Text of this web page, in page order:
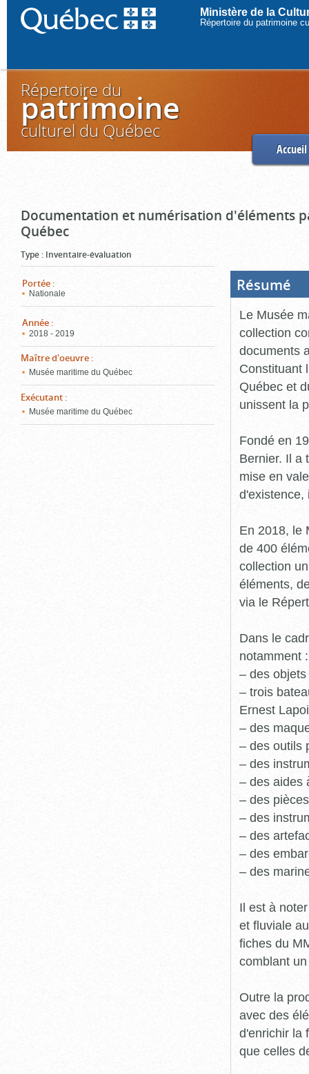
Ministère de la
Répertoire du patrimoine
Répertoire du
patrimoine
culturel du Québec
Accueil
Documentation et numérisation d'éléments
Québec
Type : Inventaire-évaluation
Portée :
Nationale
Année :
2018 - 2019
Maître d'oeuvre :
Musée maritime du Québec
Exécutant :
Musée maritime du Québec
Résumé
Le Musée
collection
documents
Constituant
Québec et
unissent la
Fondé en
Bernier. Il a
mise en
d'existence,
En 2018, le
de 400
collection
éléments,
via le
Dans le
notamment :
– des
– trois
Ernest
– des
– des outils
– des
– des aides
– des
– des
– des
– des
– des
Il est à
et fluviale
fiches du
comblant
Outre la
avec des
d'enrichir la
que celles